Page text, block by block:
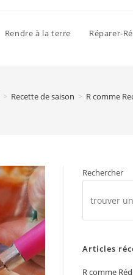
Rendre à la terre Réparer-
> Recette de saison > R comme
Rechercher
Articles
R comme